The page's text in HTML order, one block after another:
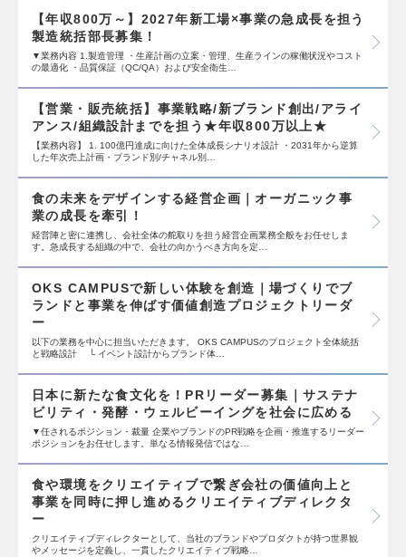
【年収800万～】2027年新工場×事業の急成長を担う
製造統括部長募集！
▼業務内容 1.製造管理 ・生産計画の立案・管理、生産ラインの稼働状況やコスト
の最適化 ・品質保証（QC/QA）および安全衛生…
【営業・販売統括】事業戦略/新ブランド創出/アライ
アンス/組織設計までを担う★年収800万以上★
【業務内容】 1. 100億円達成に向けた全体成長シナリオ設計 ・2031年から逆算
した年次売上計画・ブランド別/チャネル別…
食の未来をデザインする経営企画｜オーガニック事
業の成長を牽引！
経営陣と密に連携し、会社全体の舵取りを担う経営企画業務全般をお任せしま
す。急成長する組織の中で、会社の向かうべき方向を定…
OKS CAMPUSで新しい体験を創造｜場づくりでブ
ランドと事業を伸ばす価値創造プロジェクトリーダ
ー
以下の業務を中心に担当いただきます。 OKS CAMPUSのプロジェクト全体統括
と戦略設計 └ イベント設計からブランド体…
日本に新たな食文化を！PRリーダー募集｜サステナ
ビリティ・発酵・ウェルビーイングを社会に広める
▼任されるポジション・裁量 企業やブランドのPR戦略を企画・推進するリーダー
ポジションをお任せします。単なる情報発信ではな…
食や環境をクリエイティブで繋ぎ会社の価値向上と
事業を同時に押し進めるクリエイティブディレクタ
ー
クリエイティブディレクターとして、当社のブランドやプロダクトが持つ世界観
やメッセージを定義し、一貫したクリエイティブ戦略…